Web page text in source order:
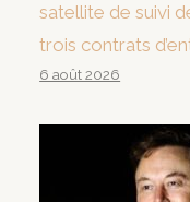
satellite de suivi
trois contrats
6 août 2026